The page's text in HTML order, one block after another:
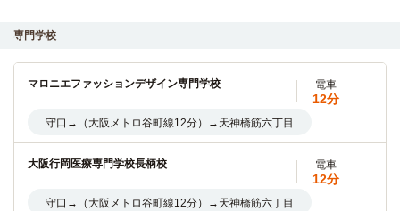
自転車
15分
宝塚大学(大阪梅田キャンパス)
専門学校
マロニエファッションデザイン専門学校 電車
12分
守口→（大阪メトロ谷町線12分）→天神橋筋六丁目
大阪行岡医療専門学校長柄校 電車
12分
守口→（大阪メトロ谷町線12分）→天神橋筋六丁目